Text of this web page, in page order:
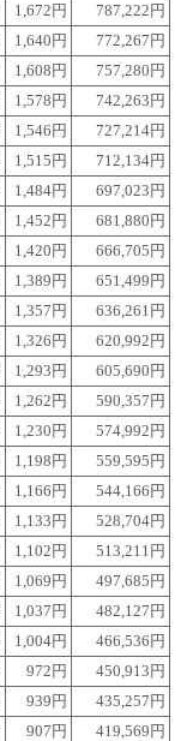
1,672円
787,222円
1,640円
772,267円
1,608円
757,280円
1,578円
742,263円
1,546円
727,214円
1,515円
712,134円
1,484円
697,023円
1,452円
681,880円
1,420円
666,705円
1,389円
651,499円
1,357円
636,261円
1,326円
620,992円
1,293円
605,690円
1,262円
590,357円
1,230円
574,992円
1,198円
559,595円
1,166円
544,166円
1,133円
528,704円
1,102円
513,211円
1,069円
497,685円
1,037円
482,127円
1,004円
466,536円
972円
450,913円
939円
435,257円
907円
419,569円